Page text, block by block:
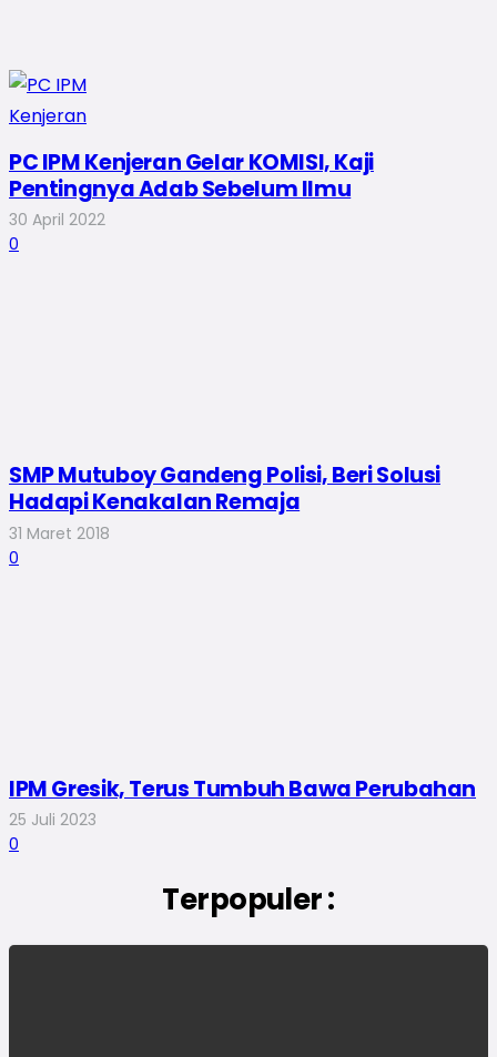
PC IPM Kenjeran Gelar KOMISI, Kaji
Pentingnya Adab Sebelum Ilmu
30 April 2022
0
SMP Mutuboy Gandeng Polisi, Beri Solusi
Hadapi Kenakalan Remaja
31 Maret 2018
0
IPM Gresik, Terus Tumbuh Bawa Perubahan
25 Juli 2023
0
Terpopuler :